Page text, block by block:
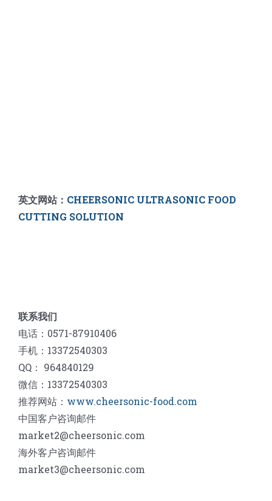
英文网站： CHEERSONIC ULTRASONIC FOOD
CUTTING SOLUTION
联系我们
电话：0571-87910406
手机：13372540303
QQ： 964840129
微信：13372540303
推荐网站： www.cheersonic-food.com
中国客户咨询邮件
market2@cheersonic.com
海外客户咨询邮件
market3@cheersonic.com